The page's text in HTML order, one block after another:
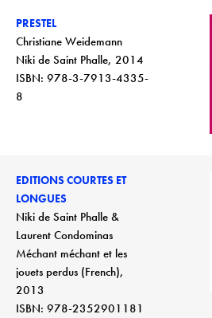
PRESTEL
Christiane Weidemann
Niki de Saint Phalle, 2014
ISBN: 978-3-7913-4335-
8
EDITIONS COURTES ET
LONGUES
Niki de Saint Phalle &
Laurent Condominas
Méchant méchant et les
jouets perdus (French),
2013
ISBN: 978-2352901181